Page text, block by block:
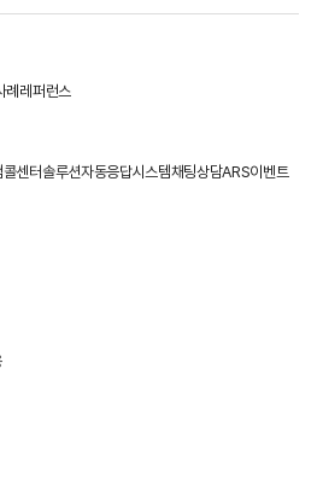
례 레퍼런스
콜센터솔루션자동응답시스템채팅상담ARS이벤트